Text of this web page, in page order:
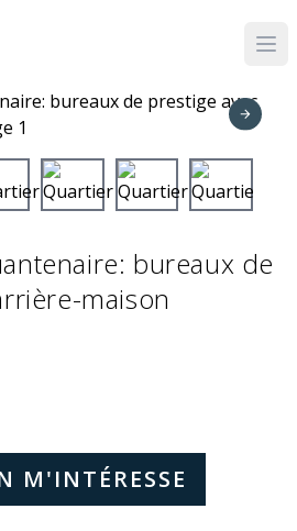
bureaux de
maison
M'INTÉRESSE